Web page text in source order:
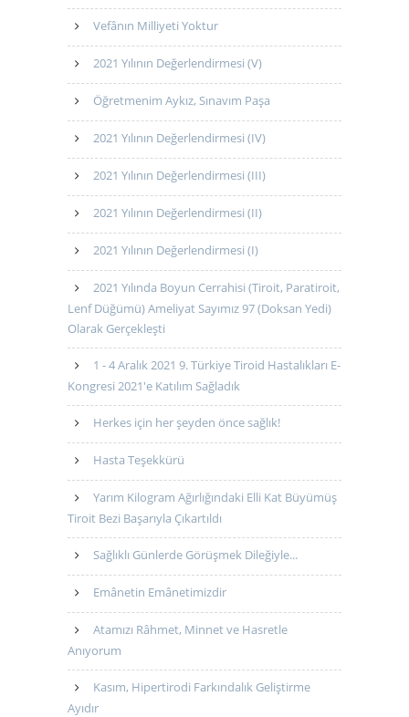
Vefânın Milliyeti Yoktur
2021 Yılının Değerlendirmesi (V)
Öğretmenim Aykız, Sınavım Paşa
2021 Yılının Değerlendirmesi (IV)
2021 Yılının Değerlendirmesi (III)
2021 Yılının Değerlendirmesi (II)
2021 Yılının Değerlendirmesi (I)
2021 Yılında Boyun Cerrahisi (Tiroit, Paratiroit,
Lenf Düğümü) Ameliyat Sayımız 97 (Doksan Yedi)
Olarak Gerçekleşti
1 - 4 Aralık 2021 9. Türkiye Tiroid Hastalıkları E-
Kongresi 2021'e Katılım Sağladık
Herkes için her şeyden önce sağlık!
Hasta Teşekkürü
Yarım Kilogram Ağırlığındaki Elli Kat Büyümüş
Tiroit Bezi Başarıyla Çıkartıldı
Sağlıklı Günlerde Görüşmek Dileğiyle...
Emânetin Emânetimizdir
Atamızı Râhmet, Minnet ve Hasretle
Anıyorum
Kasım, Hipertirodi Farkındalık Geliştirme
Ayıdır